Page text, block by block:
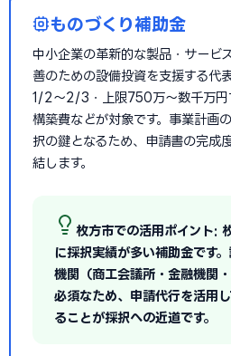
ものづくり補助金
中小企業の革新的な製品・サービ
善のための設備投資を支援する代
1/2〜2/3・上限750万〜数千万円
構築費などが対象です。事業計画
択の鍵となるため、申請書の完成
結します。
枚方市での活用ポイント:
に採択実績が多い補助金です
機関（商工会議所・金融機関
必須なため、申請代行を活用
ることが採択への近道です。